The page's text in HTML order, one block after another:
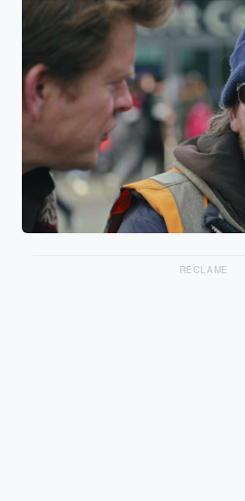
RECLAME